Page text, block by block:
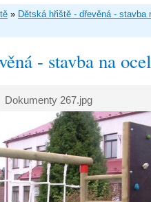
» Dětská hřiště - dřevěná - stavba
- stavba na
Dokumenty 267.jpg